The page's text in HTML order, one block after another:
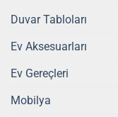
Duvar Tabloları
Ev Aksesuarları
Ev Gereçleri
Mobilya